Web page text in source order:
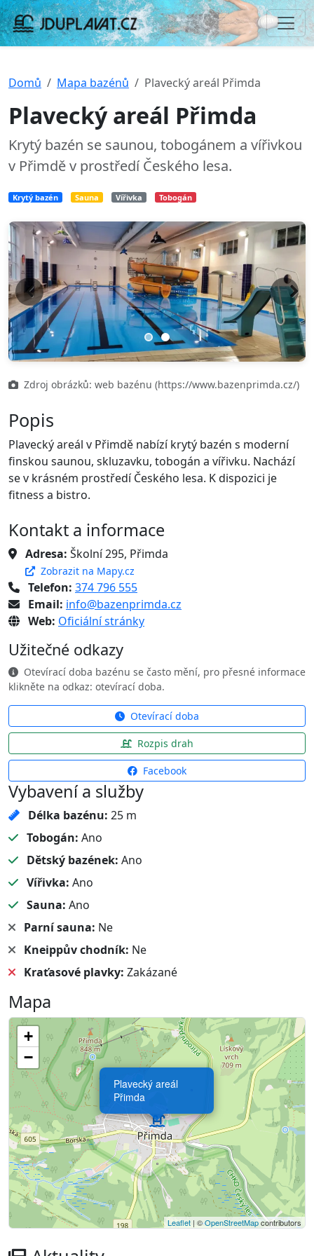
Domů Mapa bazénů Plavecký areál Přimda
Plavecký areál Přimda
Krytý bazén se saunou, tobogánem a vířivkou
v Přimdě v prostředí Českého lesa.
Krytý bazén Sauna Vířivka Tobogán
Previous Next
Zdroj obrázků: web bazénu (https://www.bazenprimda.cz/)
Popis
Plavecký areál v Přimdě nabízí krytý bazén s moderní
finskou saunou, skluzavku, tobogán a vířivku. Nachází
se v krásném prostředí Českého lesa. K dispozici je
fitness a bistro.
Kontakt a informace
Adresa: Školní 295, Přimda
Zobrazit na Mapy.cz
Telefon: 374 796 555
Email: info@bazenprimda.cz
Web: Oficiální stránky
Užitečné odkazy
Otevírací doba bazénu se často mění, pro přesné informace
klikněte na odkaz: otevírací doba.
Otevírací doba
Rozpis drah
Facebook
Vybavení a služby
Délka bazénu: 25 m
Tobogán: Ano
Dětský bazének: Ano
Vířivka: Ano
Sauna: Ano
Parní sauna: Ne
Kneippův chodník: Ne
Kraťasové plavky: Zakázané
Mapa
Plavecký areál
Přimda
+
−
Leaflet | ©OpenStreetMapcontributors